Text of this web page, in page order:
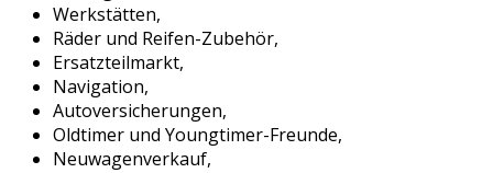
Werkstätten,
Räder und Reifen-Zubehör,
Ersatzteilmarkt,
Navigation,
Autoversicherungen,
Oldtimer und Youngtimer-Freunde,
Neuwagenverkauf,